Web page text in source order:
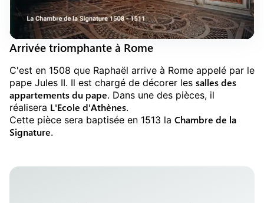
Arrivée triomphante à Rome
C'est en 1508 que Raphaël arrive à Rome appelé par le
pape Jules II. Il est chargé de décorer les salles des
appartements du pape. Dans une des pièces, il
réalisera L'Ecole d'Athènes.
Cette pièce sera baptisée en 1513 la Chambre de la
Signature.